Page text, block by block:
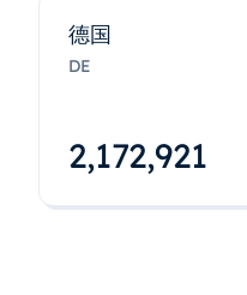
德国
DE
2,172,922